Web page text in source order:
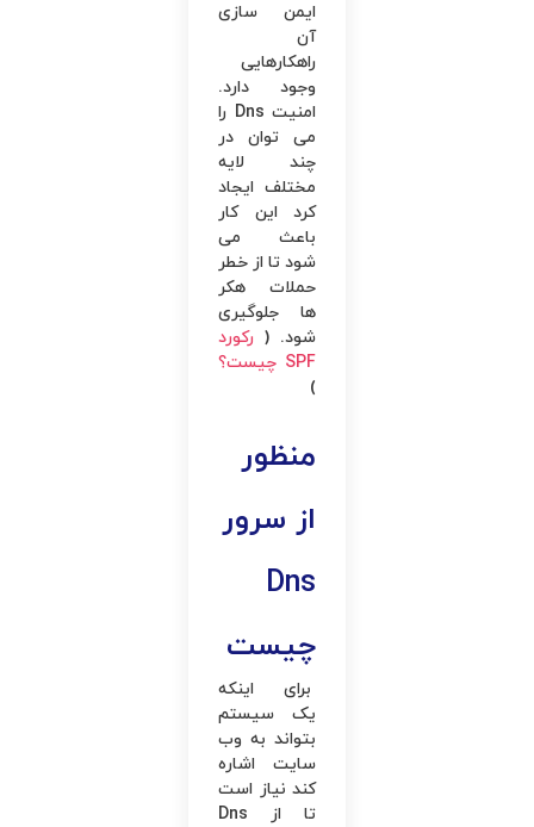
ایمن سازی
آن
راهکارهایی
وجود دارد.
امنیت Dns را
می ‌توان در
چند لایه
مختلف ایجاد
کرد این کار
باعث می
‌شود تا از خطر
حملات هکر
ها جلوگیری
شود. ( رکورد
SPF چیست؟
)
منظور
از سرور
Dns
چیست
برای ‌اینکه
یک سیستم
بتواند به وب‌
سایت اشاره
کند نیاز است
تا از Dns